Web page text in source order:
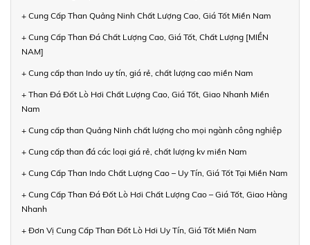
+ Cung Cấp Than Quảng Ninh Chất Lượng Cao, Giá Tốt Miền Nam
+ Cung Cấp Than Đá Chất Lượng Cao, Giá Tốt, Chất Lượng [MIỀN
NAM]
+ Cung cấp than Indo uy tín, giá rẻ, chất lượng cao miền Nam
+ Than Đá Đốt Lò Hơi Chất Lượng Cao, Giá Tốt, Giao Nhanh Miền
Nam
+ Cung cấp than Quảng Ninh chất lượng cho mọi ngành công nghiệp
+ Cung cấp than đá các loại giá rẻ, chất lượng kv miền Nam
+ Cung Cấp Than Indo Chất Lượng Cao – Uy Tín, Giá Tốt Tại Miền Nam
+ Cung Cấp Than Đá Đốt Lò Hơi Chất Lượng Cao – Giá Tốt, Giao Hàng
Nhanh
+ Đơn Vị Cung Cấp Than Đốt Lò Hơi Uy Tín, Giá Tốt Miền Nam